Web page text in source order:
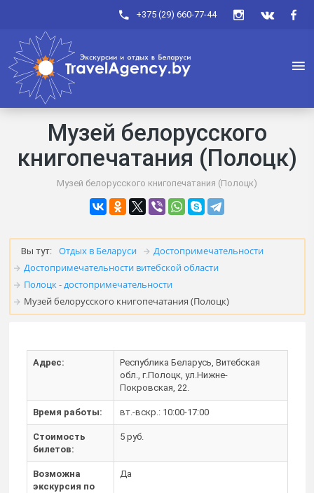
+375 (29) 660-77-44
Музей белорусского
книгопечатания (Полоцк)
Музей белорусского книгопечатания (Полоцк)
Вы тут: Отдых в Беларуси
Достопримечательности
Достопримечательности витебской области
Полоцк - достопримечательности
Музей белорусского книгопечатания (Полоцк)
Адрес:
Республика Беларусь, Витебская
обл., г.Полоцк, ул.Нижне-
Покровская, 22.
Время работы: вт.-вскр.: 10:00-17:00
Стоимость
билетов:
5 руб.
Возможна
экскурсия по
Да